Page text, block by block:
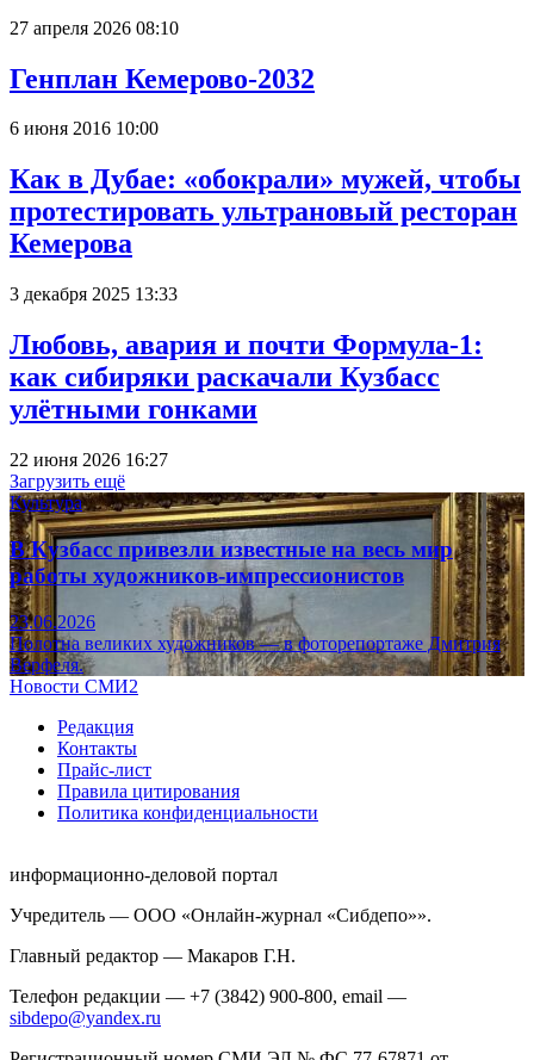
27 апреля 2026 08:10
Генплан Кемерово-2032
6 июня 2016 10:00
Как в Дубае: «обокрали» мужей, чтобы
протестировать ультрановый ресторан
Кемерова
3 декабря 2025 13:33
Любовь, авария и почти Формула-1:
как сибиряки раскачали Кузбасс
улётными гонками
22 июня 2026 16:27
Загрузить ещё
Культура
В Кузбасс привезли известные на весь мир
работы художников-импрессионистов
23.06.2026
Полотна великих художников — в фоторепортаже Дмитрия
Верфеля.
Новости СМИ2
Редакция
Контакты
Прайс-лист
Правила цитирования
Политика конфиденциальности
информационно-деловой портал
Учредитель — ООО «Онлайн-журнал «Сибдепо»».
Главный редактор — Макаров Г.Н.
Телефон редакции — +7 (3842) 900-800, email —
sibdepo@yandex.ru